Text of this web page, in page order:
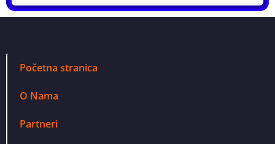
Početna stranica
O Nama
Partneri